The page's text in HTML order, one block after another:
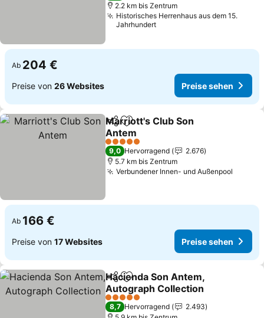
2.2 km bis Zentrum
Historisches Herrenhaus aus dem 15.
Jahrhundert
Ab 204 €
Preise von 26 Websites Preise sehen
TeilenZu Favoriten hinzufügen
Marriott's Club Son
Antem
5 Sterne
9,0 Hervorragend
2.676
5.7 km bis Zentrum
Verbundener Innen- und Außenpool
Ab 166 €
Preise von 17 Websites Preise sehen
TeilenZu Favoriten hinzufügen
Hacienda Son Antem,
Autograph Collection
5 Sterne
8,7 Hervorragend
2.493